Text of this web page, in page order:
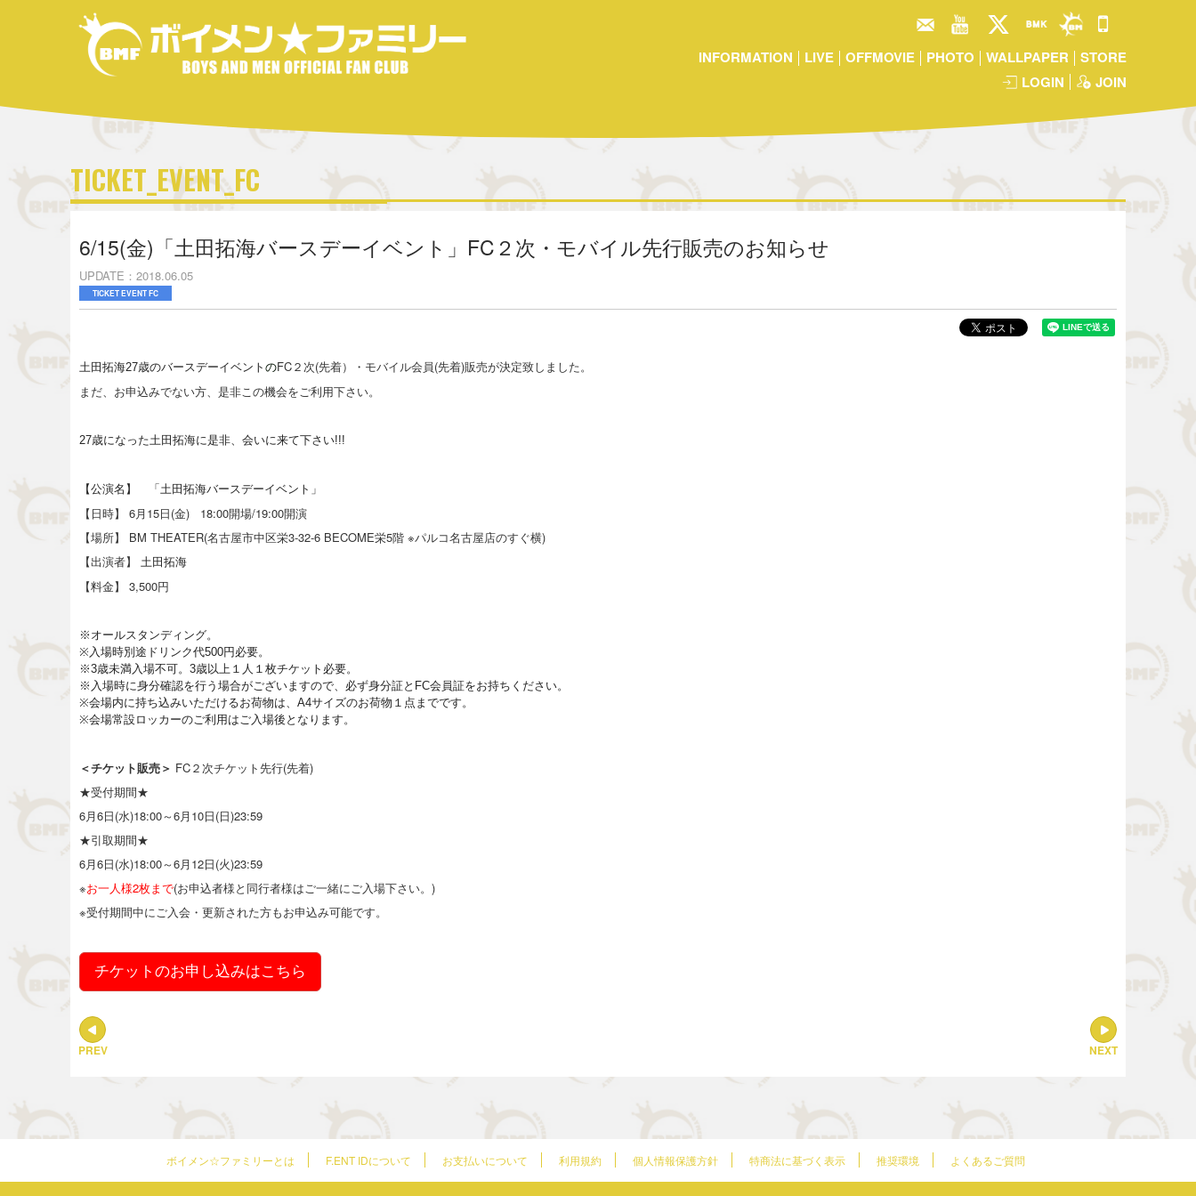
INFORMATION LIVE OFFMOVIE PHOTO WALLPAPER
STORE
LOGIN
JOIN
TICKET_EVENT_FC
6/15(金)「土田拓海バースデーイベント」FC２次・モバイル先行販売のお知らせ
UPDATE 2018.06.05
TICKET EVENT FC
土田拓海27歳のバースデーイベント のFC２次(先着）・モバイル会員(先着)販売が決定致しました。
まだ、お申込みでない方、是非この機会をご利用下さい。
27歳になった土田拓海に是非、会いに来て下さい!!!
【公演名】 「土田拓海バースデーイベント」
【日時】 6月15日(金) 18:00開場/19:00開演
【場所】 BM THEATER(名古屋市中区栄3-32-6 BECOME栄5階 ※パルコ名古屋店のすぐ横)
【出演者】
土田拓海
【料金】 3,500円
※オールスタンディング。
※入場時別途ドリンク代500円必要。
※3歳未満入場不可。3歳以上１人１枚チケット必要。
※入場時に身分確認を行う場合がございますので、 必ず身分証とFC会員証をお持ちください。
※会場内に持ち込みいただけるお荷物は、 A4サイズのお荷物１点までです。
※会場常設ロッカーのご利用はご入場後となります。
＜チケット販売＞ FC２次チケット先行(先着)
★受付期間★
6月6日(水)18:00～6月10日(日)23:59
★引取期間★
6月6日(水)18:00～6月12日(火)23:59
※お一人様2枚まで(お申込者様と同行者様はご一緒にご入場下さい。)
※受付期間中にご入会・更新された方もお申込み可能です。
チケットのお申し込みはこちら
NEXT
PREV
ボイメン☆ファミリーとは F.ENT IDについて お支払いについて 利用規約 個人情報保護方針 特商法に基づく表示 推奨環境 よくあるご質問